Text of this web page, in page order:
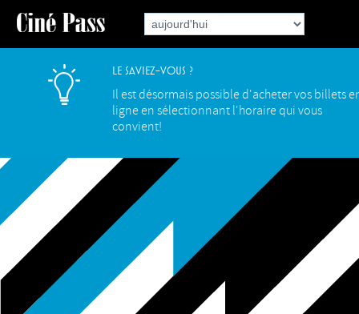
Le saviez-vous ?
Il est désormais possible d'acheter vos billets
ligne en sélectionnant l'horaire qui vous
convient!